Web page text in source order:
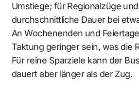
Umstiege; für Regionalzüge
durchschnittliche Dauer bei
An Wochenenden und
Taktung geringer sein, was die
Für reine Sparziele kann der
dauert aber länger als der Zug.